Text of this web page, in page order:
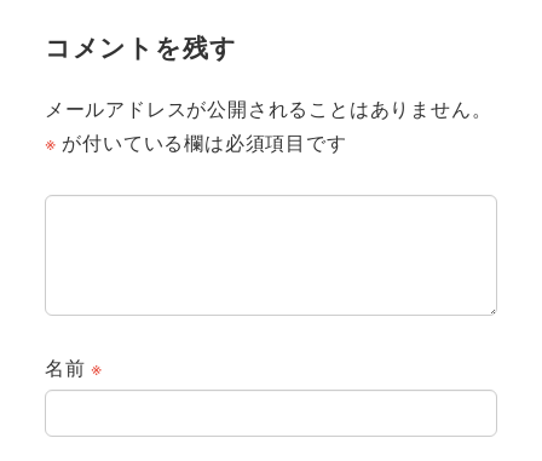
コメントを残す
メールアドレスが公開されることはありません。
※ が付いている欄は必須項目です
名前※